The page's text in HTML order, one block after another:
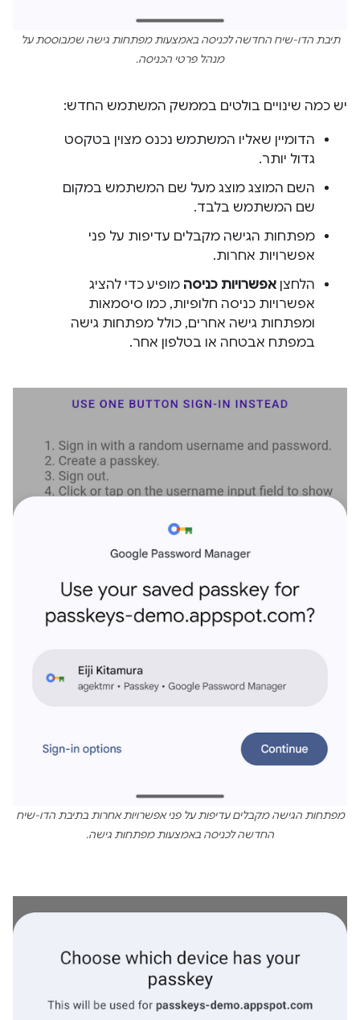
תיבת הדו-שיח החדשה לכניסה באמצעות מפתחות גישה שמבוססת על
מנהל פרטי הכניסה.
יש כמה שינויים בולטים בממשק המשתמש החדש:
הדומיין שאליו המשתמש נכנס מצוין בטקסט
גדול יותר.
השם המוצג מוצג מעל שם המשתמש במקום
שם המשתמש בלבד.
מפתחות הגישה מקבלים עדיפות על פני
אפשרויות אחרות.
הלחצן אפשרויות כניסה מופיע כדי להציג
אפשרויות כניסה חלופיות, כמו סיסמאות
ומפתחות גישה אחרים, כולל מפתחות גישה
במפתח אבטחה או בטלפון אחר.
מפתחות הגישה מקבלים עדיפות על פני אפשרויות אחרות בתיבת הדו-שיח
החדשה לכניסה באמצעות מפתחות גישה.